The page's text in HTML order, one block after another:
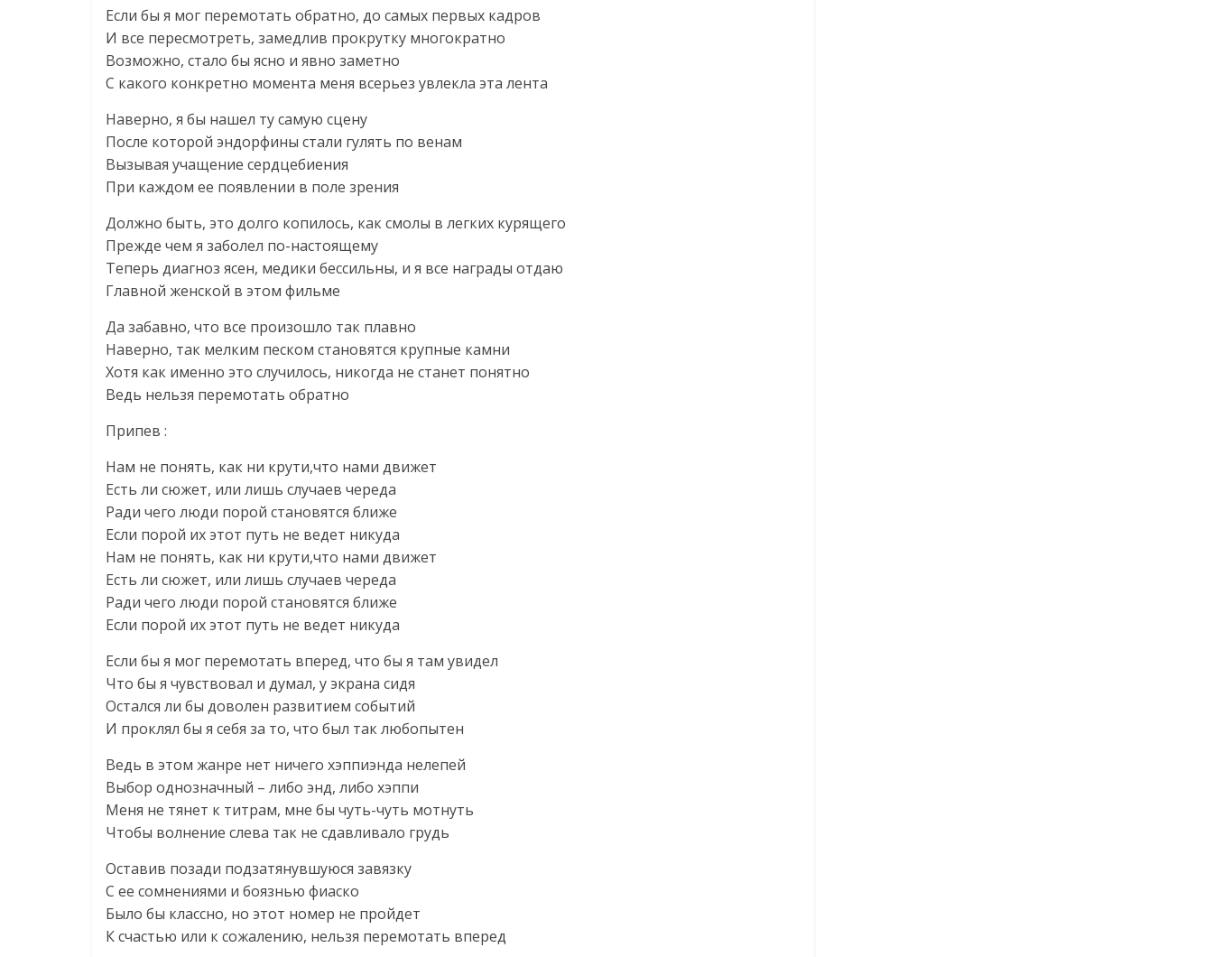
Если бы я мог перемотать обратно, до самых первых кадров
И все пересмотреть, замедлив прокрутку многократно
Возможно, стало бы ясно и явно заметно
С какого конкретно момента меня всерьез увлекла эта лента
Наверно, я бы нашел ту самую сцену
После которой эндорфины стали гулять по венам
Вызывая учащение сердцебиения
При каждом ее появлении в поле зрения
Должно быть, это долго копилось, как смолы в легких курящего
Прежде чем я заболел по-настоящему
Теперь диагноз ясен, медики бессильны, и я все награды отдаю
Главной женской в этом фильме
Да забавно, что все произошло так плавно
Наверно, так мелким песком становятся крупные камни
Хотя как именно это случилось, никогда не станет понятно
Ведь нельзя перемотать обратно
Припев :
Нам не понять, как ни крути,что нами движет
Есть ли сюжет, или лишь случаев череда
Ради чего люди порой cтановятся ближе
Если порой их этот путь не ведет никуда
Нам не понять, как ни крути,что нами движет
Есть ли сюжет, или лишь случаев череда
Ради чего люди порой cтановятся ближе
Если порой их этот путь не ведет никуда
Если бы я мог перемотать вперед, что бы я там увидел
Что бы я чувствовал и думал, у экрана сидя
Остался ли бы доволен развитием событий
И проклял бы я себя за то, что был так любопытен
Ведь в этом жанре нет ничего хэппиэнда нелепей
Выбор однозначный – либо энд, либо хэппи
Меня не тянет к титрам, мне бы чуть-чуть мотнуть
Чтобы волнение слева так не сдавливало грудь
Оставив позади подзатянувшуюся завязку
С ее сомнениями и боязнью фиаско
Было бы классно, но этот номер не пройдет
К счастью или к сожалению, нельзя перемотать вперед